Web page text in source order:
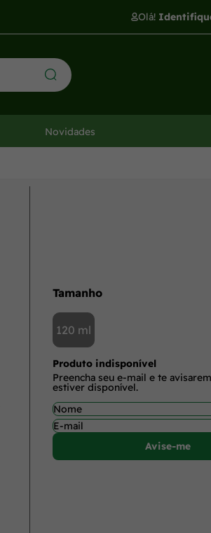
Olá!
Novidades
Tamanho
120 ml
Produto indisponível
Preencha seu e-mail e te
estiver disponível.
Avise-me